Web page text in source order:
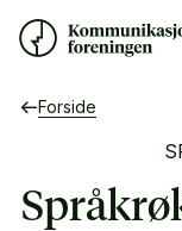
Forside